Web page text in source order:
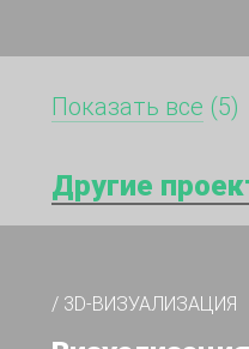
Показать все (5)
Другие
/ 3D-ВИЗУАЛИЗАЦИЯ